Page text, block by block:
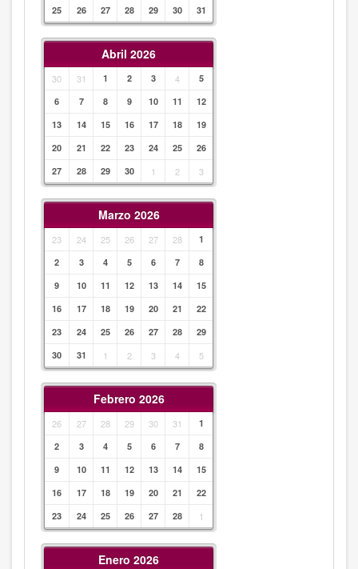
25
26 27 28 29 30 31
Abril 2026
30 31 1 2 3 4
5
6
7 8 9 10 11
12
13
14 15 16 17 18
19
20
21 22 23 24 25
26
27
28 29 30 1 2 3
Marzo 2026
23 24 25 26 27 28
1
2
3 4 5 6 7
8
9
10 11 12 13 14
15
16
17 18 19 20 21
22
23
24 25 26 27 28
29
30
31 1 2 3 4 5
Febrero 2026
26 27 28 29 30 31
1
2
3 4 5 6 7
8
9
10 11 12 13 14
15
16
17 18 19 20 21
22
23
24 25 26 27 28 1
Enero 2026